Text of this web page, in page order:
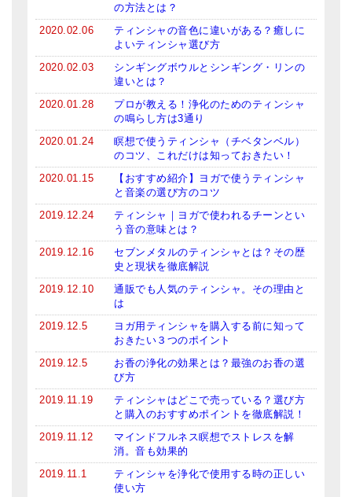
お客様の声
ブログ
特商法の表記
の方法とは？
2020.02.06
ティンシャの音色に違いがある？癒しに
よいティンシャ選び方
2020.02.03
シンギングボウルとシンギング・リンの
違いとは？
2020.01.28
プロが教える！浄化のためのティンシャ
の鳴らし方は3通り
2020.01.24
瞑想で使うティンシャ（チベタンベル）
のコツ、これだけは知っておきたい！
2020.01.15
【おすすめ紹介】ヨガで使うティンシャ
と音楽の選び方のコツ
2019.12.24
ティンシャ｜ヨガで使われるチーンとい
う音の意味とは？
2019.12.16
セブンメタルのティンシャとは？その歴
史と現状を徹底解説
2019.12.10
通販でも人気のティンシャ。その理由と
は
2019.12.5
ヨガ用ティンシャを購入する前に知って
おきたい３つのポイント
2019.12.5
お香の浄化の効果とは？最強のお香の選
び方
2019.11.19
ティンシャはどこで売っている？選び方
と購入のおすすめポイントを徹底解説！
2019.11.12
マインドフルネス瞑想でストレスを解
消。音も効果的
2019.11.1
ティンシャを浄化で使用する時の正しい
使い方